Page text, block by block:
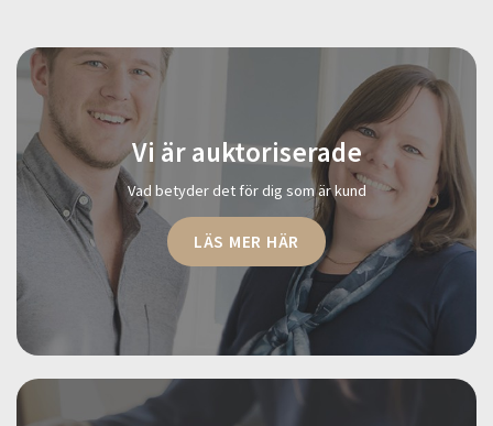
Vi är auktoriserade
Vad betyder det för dig som är kund
LÄS MER HÄR